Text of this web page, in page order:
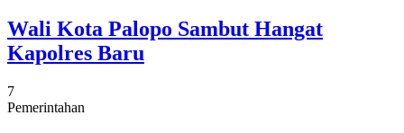
Wali Kota Palopo Sambut Hangat
Kapolres Baru
7
Pemerintahan